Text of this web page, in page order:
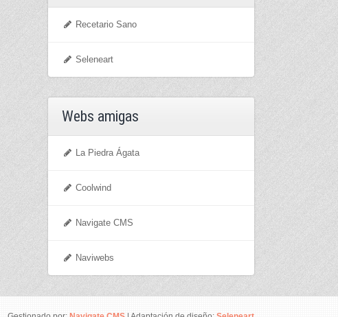
Recetario Sano
Seleneart
Webs amigas
La Piedra Ágata
Coolwind
Navigate CMS
Naviwebs